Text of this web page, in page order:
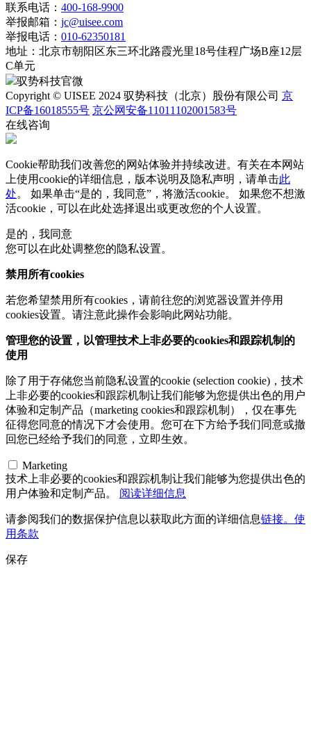
联系电话： 400-168-9900
举报邮箱： jc@uisee.com
举报电话： 010-62350181
地址： 北京市朝阳区东三环北路霞光里18号佳程广场B座12层
C单元
驭势科技官微
Copyright © UISEE 2024 驭势科技（北京）股份有限公司 京
ICP备16018555号 京公网安备11011102001583号
在线咨询
Cookie帮助我们改善您的网站体验并持续改进。有关在本网站
上使用cookie的详细信息，版本说明及隐私声明，请单击此
处。 如果单击“是的，我同意”，将激活cookie。 如果您不想激
活cookie，可以在此处选择退出或更改您的个人设置。
是的，我同意
您可以在此处调整您的隐私设置。
禁用所有cookies
若您希望禁用所有cookies，请前往您的浏览器设置并停用
cookies设置。请注意此操作会影响此网站功能。
管理您的设置，以管理技术上非必要的cookies和跟踪机制的
使用
除了用于存储您当前隐私设置的cookie (selection cookie)，技术
上非必要的cookies和跟踪机制让我们能够为您提供出色的用户
体验和定制产品（marketing cookies和跟踪机制），仅在事先
征得您同意的情况下才会使用。您可在下方给予我们同意或撤
回您已经给予我们的同意，立即生效。
Marketing
技术上非必要的cookies和跟踪机制让我们能够为您提供出色的
用户体验和定制产品。 阅读详细信息
请参阅我们的数据保护信息以获取此方面的详细信息链接。使
用条款
保存